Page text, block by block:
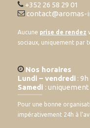
+352 26 58 29 01
contact@aromas-
Aucune prise de rendez
sociaux, uniquement par
Nos horaires
Lundi – vendredi :
Samedi :
Pour une bonne
impérativement 24h à